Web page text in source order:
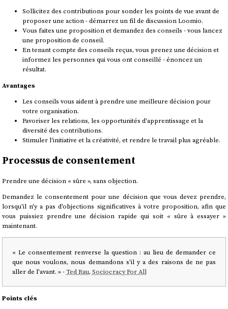
Sollicitez des contributions pour sonder les points de vue avant de
proposer une action - démarrez un fil de discussion Loomio.
Vous faites une proposition et demandez des conseils - vous lancez
une proposition de conseil.
En tenant compte des conseils reçus, vous prenez une décision et
informez les personnes qui vous ont conseillé - énoncez un
résultat.
Avantages
Les conseils vous aident à prendre une meilleure décision pour
votre organisation.
Favoriser les relations, les opportunités d'apprentissage et la
diversité des contributions.
Stimuler l'initiative et la créativité, et rendre le travail plus agréable.
Processus de consentement
Prendre une décision « sûre », sans objection.
Demandez le consentement pour une décision que vous devez prendre,
lorsqu'il n'y a pas d'objections significatives à votre proposition, afin que
vous puissiez prendre une décision rapide qui soit « sûre à essayer »
maintenant.
« Le consentement renverse la question : au lieu de demander ce
que nous voulons, nous demandons s'il y a des raisons de ne pas
aller de l'avant. » -Ted Rau, Sociocracy For All
Points clés